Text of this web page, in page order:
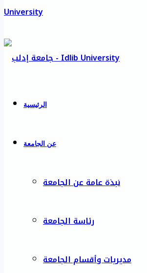
الرئيسية
عن الجامعة
نبذة عامة عن الجامعة
رئاسة الجامعة
مديريات وأقسام الجامعة